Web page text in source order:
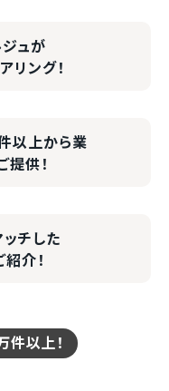
ュが
リング！
以上から業
提供！
チした
介！
件以上！